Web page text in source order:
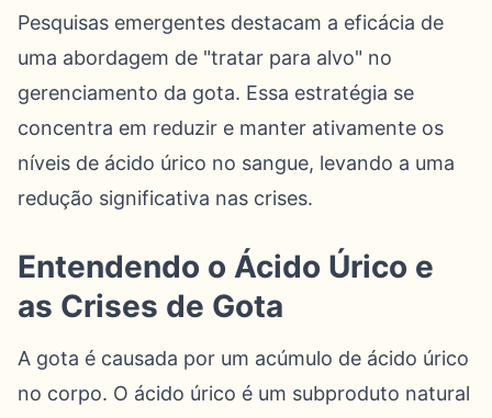
Pesquisas emergentes destacam a eficácia de
uma abordagem de "tratar para alvo" no
gerenciamento da gota. Essa estratégia se
concentra em reduzir e manter ativamente os
níveis de ácido úrico no sangue, levando a uma
redução significativa nas crises.
Entendendo o Ácido Úrico e
as Crises de Gota
A gota é causada por um acúmulo de ácido úrico
no corpo. O ácido úrico é um subproduto natural